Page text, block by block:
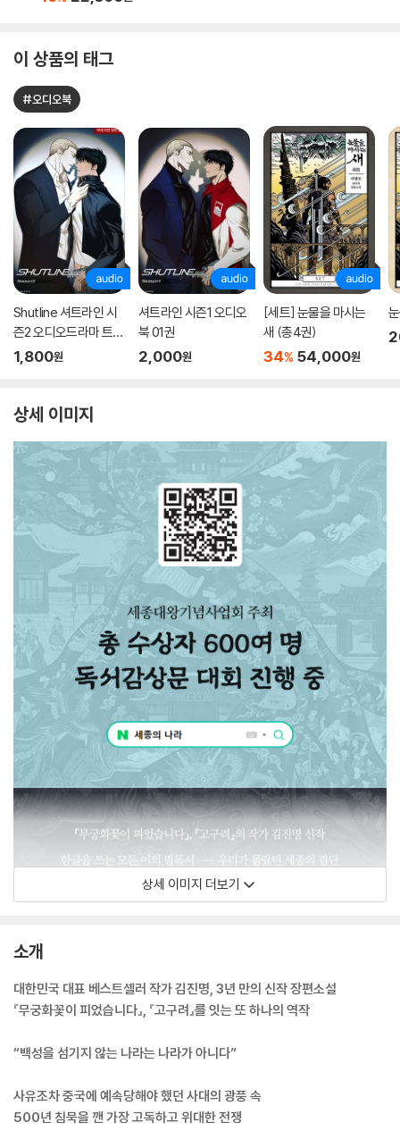
이 상품의 태그
#오디오북
Shutline 셔트라인 시
즌2 오디오드라마 트랙
01
1,800원
셔트라인 시즌1 오디오
북 01권
2,000원
[세트] 눈물을 마시는
새 (총4권)
34% 54,000원
상세 이미지
상세 이미지 더보기
소개
대한민국 대표 베스트셀러 작가 김진명, 3년 만의 신작 장편소설
『무궁화꽃이 피었습니다』, 『고구려』를 잇는 또 하나의 역작
“백성을 섬기지 않는 나라는 나라가 아니다”
사유조차 중국에 예속당해야 했던 사대의 광풍 속
500년 침묵을 깬 가장 고독하고 위대한 전쟁